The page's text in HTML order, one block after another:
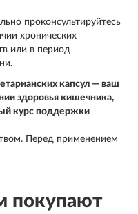
проконсультируйтесь
хронических
или в период
капсул — ваш
здоровья кишечника,
курс поддержки
Перед применением
покупают